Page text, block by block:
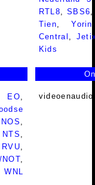
RTL8,SBS6
Tien,Yorin
Central ,
Kids
EO,
NOS ,
NTS ,
RVU,
,
WNL